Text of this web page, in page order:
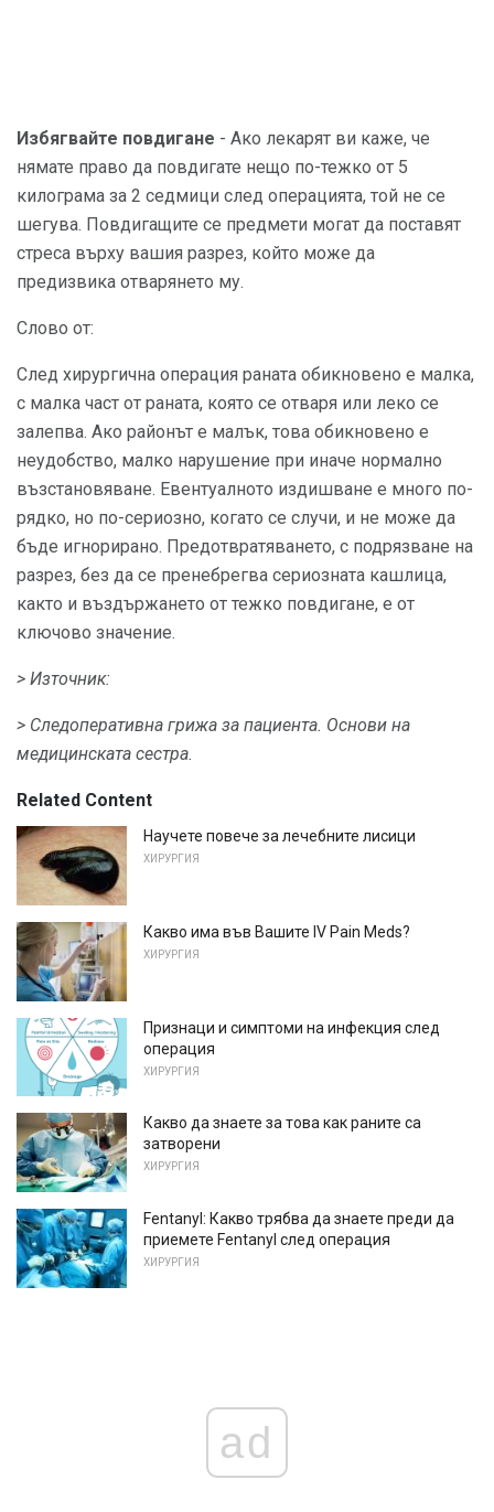
Избягвайте повдигане - Ако лекарят ви каже, че
нямате право да повдигате нещо по-тежко от 5
килограма за 2 седмици след операцията, той не се
шегува. Повдигащите се предмети могат да поставят
стреса върху вашия разрез, който може да
предизвика отварянето му.
Слово от:
След хирургична операция раната обикновено е малка,
с малка част от раната, която се отваря или леко се
залепва. Ако районът е малък, това обикновено е
неудобство, малко нарушение при иначе нормално
възстановяване. Евентуалното издишване е много по-
рядко, но по-сериозно, когато се случи, и не може да
бъде игнорирано. Предотвратяването, с подрязване на
разрез, без да се пренебрегва сериозната кашлица,
както и въздържането от тежко повдигане, е от
ключово значение.
> Източник:
> Следоперативна грижа за пациента. Основи на
медицинската сестра.
Related Content
Научете повече за лечебните лисици
ХИРУРГИЯ
Какво има във Вашите IV Pain Meds?
ХИРУРГИЯ
Признаци и симптоми на инфекция след
операция
ХИРУРГИЯ
Какво да знаете за това как раните са
затворени
ХИРУРГИЯ
Fentanyl: Какво трябва да знаете преди да
приемете Fentanyl след операция
ХИРУРГИЯ
ad